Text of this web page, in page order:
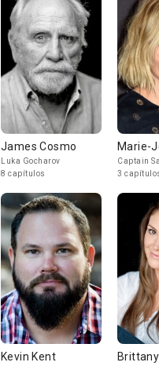
James Cosmo
Luka Gocharov
8 capítulos
Marie-
Captain
3
Kevin Kent